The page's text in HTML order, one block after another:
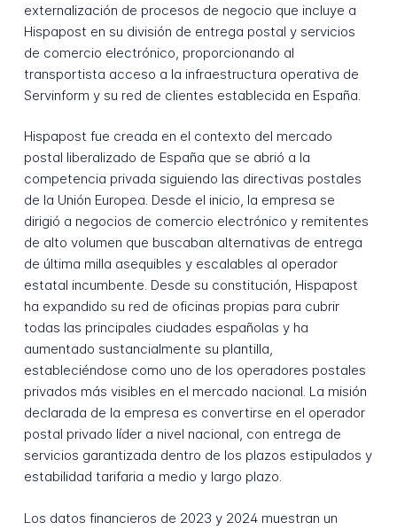
externalización de procesos de negocio que incluye a
Hispapost en su división de entrega postal y servicios
de comercio electrónico, proporcionando al
transportista acceso a la infraestructura operativa de
Servinform y su red de clientes establecida en España.
Hispapost fue creada en el contexto del mercado
postal liberalizado de España que se abrió a la
competencia privada siguiendo las directivas postales
de la Unión Europea. Desde el inicio, la empresa se
dirigió a negocios de comercio electrónico y remitentes
de alto volumen que buscaban alternativas de entrega
de última milla asequibles y escalables al operador
estatal incumbente. Desde su constitución, Hispapost
ha expandido su red de oficinas propias para cubrir
todas las principales ciudades españolas y ha
aumentado sustancialmente su plantilla,
estableciéndose como uno de los operadores postales
privados más visibles en el mercado nacional. La misión
declarada de la empresa es convertirse en el operador
postal privado líder a nivel nacional, con entrega de
servicios garantizada dentro de los plazos estipulados y
estabilidad tarifaria a medio y largo plazo.
Los datos financieros de 2023 y 2024 muestran un